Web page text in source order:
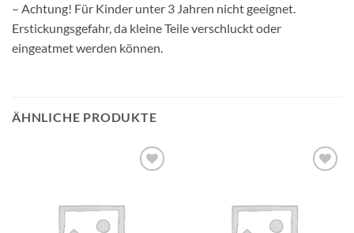
– Achtung! Für Kinder unter 3 Jahren nicht geeignet.
Erstickungsgefahr, da kleine Teile verschluckt oder
eingeatmet werden können.
ÄHNLICHE PRODUKTE